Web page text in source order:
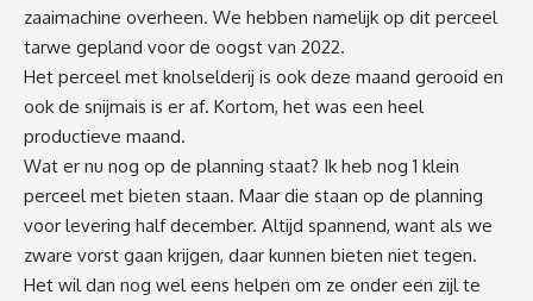
zaaimachine overheen. We hebben namelijk op dit perceel
tarwe gepland voor de oogst van 2022.
Het perceel met knolselderij is ook deze maand gerooid en
ook de snijmais is er af. Kortom, het was een heel
productieve maand.
Wat er nu nog op de planning staat? Ik heb nog 1 klein
perceel met bieten staan. Maar die staan op de planning
voor levering half december. Altijd spannend, want als we
zware vorst gaan krijgen, daar kunnen bieten niet tegen.
Het wil dan nog wel eens helpen om ze onder een zijl te